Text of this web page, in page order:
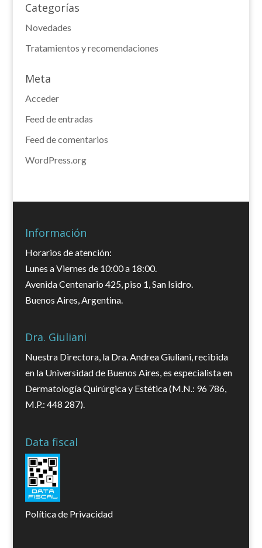
Categorías
Novedades
Tratamientos y recomendaciones
Meta
Acceder
Feed de entradas
Feed de comentarios
WordPress.org
Información
Horarios de atención:
Lunes a Viernes de 10:00 a 18:00.
Avenida Centenario 425, piso 1, San Isidro.
Buenos Aires, Argentina.
Dra. Giuliani
Nuestra Directora, la Dra. Andrea Giuliani, recibida
en la Universidad de Buenos Aires, es especialista en
Dermatología Quirúrgica y Estética (M.N.: 96 786,
M.P.: 448 287).
Data fiscal
Política de Privacidad